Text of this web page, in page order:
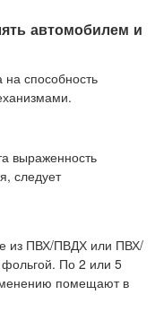
автомобилем и
способность
выраженность
следует
из ПВХ/ПВДХ или ПВХ/
По 2 или 5
помещают в